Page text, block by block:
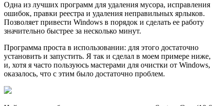
Одна из лучших программ для удаления мусора, исправления
ошибок, правки реестра и удаления неправильных ярлыков.
Позволяет привести Windows в порядок и сделать ее работу
значительно быстрее за несколько минут.
Программа проста в использовании: для этого достаточно
установить и запустить. Я так и сделал в моем примере ниже,
и, хотя я часто пользуюсь мастерами для очистки от Windows,
оказалось, что с этим было достаточно проблем.